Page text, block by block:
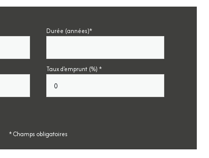
Durée (années)*
Taux d'emprunt (%) *
* Champs obligatoires